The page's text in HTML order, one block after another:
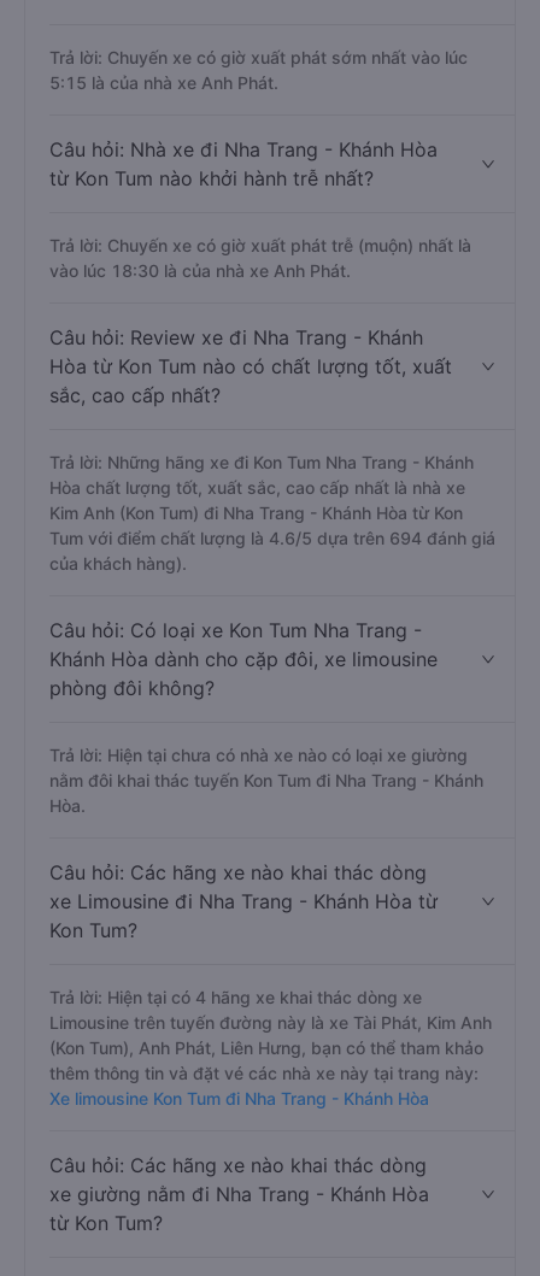
Trả lời: Chuyến xe có giờ xuất phát sớm nhất vào lúc
5:15 là của nhà xe Anh Phát.
Câu hỏi: Nhà xe đi Nha Trang - Khánh Hòa
từ Kon Tum nào khởi hành trễ nhất?
Trả lời: Chuyến xe có giờ xuất phát trễ (muộn) nhất là
vào lúc 18:30 là của nhà xe Anh Phát.
Câu hỏi: Review xe đi Nha Trang - Khánh
Hòa từ Kon Tum nào có chất lượng tốt, xuất
sắc, cao cấp nhất?
Trả lời: Những hãng xe đi Kon Tum Nha Trang - Khánh
Hòa chất lượng tốt, xuất sắc, cao cấp nhất là nhà xe
Kim Anh (Kon Tum) đi Nha Trang - Khánh Hòa từ Kon
Tum với điểm chất lượng là 4.6/5 dựa trên 694 đánh giá
của khách hàng).
Câu hỏi: Có loại xe Kon Tum Nha Trang -
Khánh Hòa dành cho cặp đôi, xe limousine
phòng đôi không?
Trả lời: Hiện tại chưa có nhà xe nào có loại xe giường
nằm đôi khai thác tuyến Kon Tum đi Nha Trang - Khánh
Hòa.
Câu hỏi: Các hãng xe nào khai thác dòng
xe Limousine đi Nha Trang - Khánh Hòa từ
Kon Tum?
Trả lời: Hiện tại có 4 hãng xe khai thác dòng xe
Limousine trên tuyến đường này là xe Tài Phát, Kim Anh
(Kon Tum), Anh Phát, Liên Hưng, bạn có thể tham khảo
thêm thông tin và đặt vé các nhà xe này tại trang này:
Xe limousine Kon Tum đi Nha Trang - Khánh Hòa
Câu hỏi: Các hãng xe nào khai thác dòng
xe giường nằm đi Nha Trang - Khánh Hòa
từ Kon Tum?